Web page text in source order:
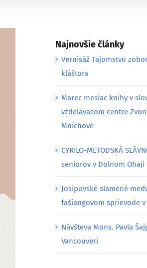
Najnovšie články
Vernisáž Tajomstvo
kláštora
Marec mesiac knihy v
vzdelávacom centre
Mníchove
CYRILO-METODSKÁ
seniorov v Dolnom Ohaji
Josipovské slamené
fašiangovom sprievode
Návšteva Mons. Pavla
Vancouveri